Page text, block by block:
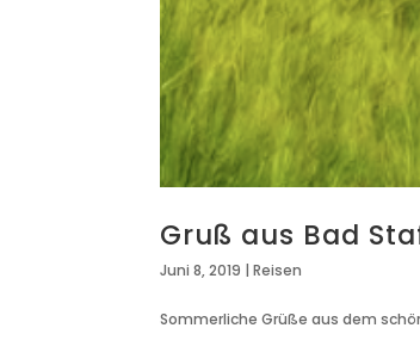
Gruß aus Bad
Juni 8, 2019 |Reisen
Sommerliche Grüße aus dem